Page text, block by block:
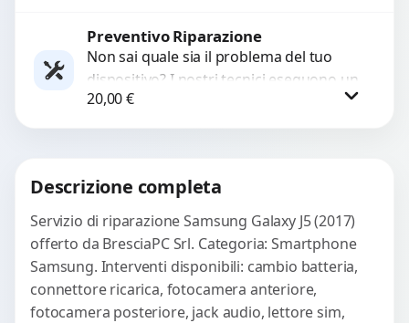
Procedi
Preventivo Riparazione
Non sai quale sia il problema del tuo
dispositivo? I nostri tecnici eseguono un
check-up completo con strumenti
avanzati per...
20,00€
Descrizione completa
Servizio di riparazione Samsung Galaxy J5 (2017)
offerto da BresciaPC Srl. Categoria: Smartphone
Samsung. Interventi disponibili: cambio batteria,
connettore ricarica, fotocamera anteriore,
fotocamera posteriore, jack audio, lettore sim,